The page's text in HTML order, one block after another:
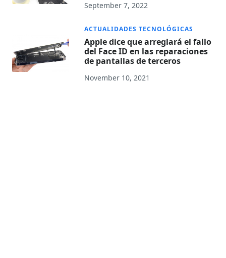
September 7, 2022
ACTUALIDADES TECNOLÓGICAS
Apple dice que arreglará el fallo
del Face ID en las reparaciones
de pantallas de terceros
November 10, 2021